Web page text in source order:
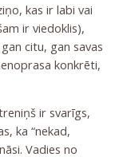
kas ir labi vai
ir viedoklis),
citu, gan savas
konkrēti,
ir svarīgs,
ka “nekad,
Vadies no